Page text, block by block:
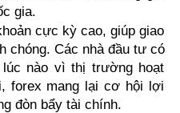
gia.
cực kỳ cao, giúp giao
chóng. Các nhà đầu tư có
nào vì thị trường hoạt
forex mang lại cơ hội lợi
đòn bẩy tài chính.